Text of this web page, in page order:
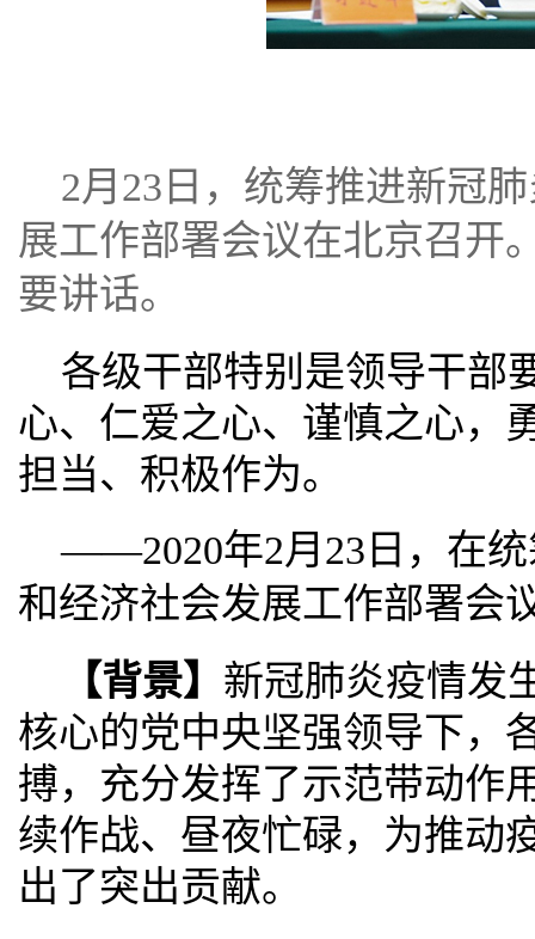
2月23日，统筹推进新冠
展工作部署会议在北京召开
要讲话。
各级干部特别是领导干部
心、仁爱之心、谨慎之心，
担当、积极作为。
——2020年2月23日，在
和经济社会发展工作部署会
【背景】 新冠肺炎疫情发
核心的党中央坚强领导下，
搏，充分发挥了示范带动作
续作战、昼夜忙碌，为推动
出了突出贡献。